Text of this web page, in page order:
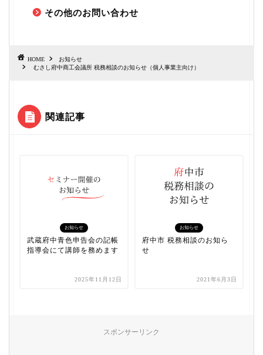
その他のお問い合わせ
HOME
お知らせ
むさし府中商工会議所 税務相談のお知らせ（個人事業主向け）
関連記事
お知らせ
武蔵府中青色申告会の記帳
指導会にて講師を務めます
2025年11月12日
お知らせ
府中市 税務相談のお知ら
せ
2021年6月3日
スポンサーリンク